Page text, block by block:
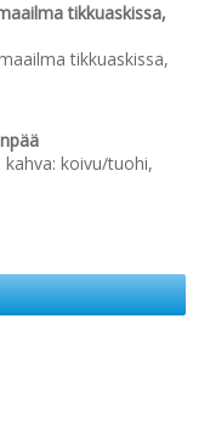
tikkuaskissa,
tikkuaskissa,
koivu/tuohi,